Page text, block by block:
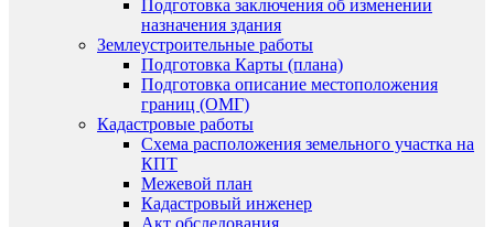
Подготовка заключения об изменении
назначения здания
Землеустроительные работы
Подготовка Карты (плана)
Подготовка описание местоположения
границ (ОМГ)
Кадастровые работы
Схема расположения земельного участка на
КПТ
Межевой план
Кадастровый инженер
Акт обследования